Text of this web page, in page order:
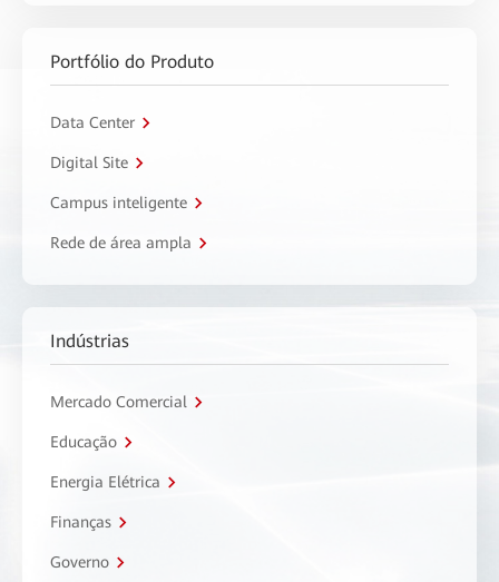
Portfólio do Produto
Data Center
Digital Site
Campus inteligente
Rede de área ampla
Indústrias
Mercado Comercial
Educação
Energia Elétrica
Finanças
Governo